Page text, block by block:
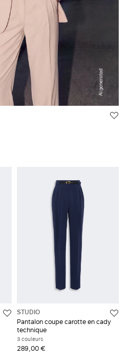
STUDIO
Pantalon coupe carotte en cady
technique
3 couleurs
289,00 €